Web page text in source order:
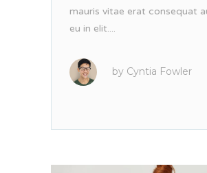
mauris vitae erat consequat
eu in elit....
by Cyntia Fowler